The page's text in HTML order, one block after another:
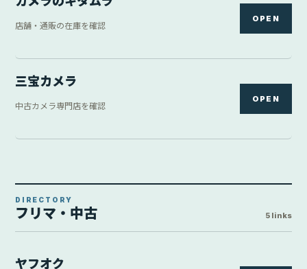
店舗・通販の在庫を確認
OPEN
三宝カメラ
中古カメラ専門店を確認
OPEN
DIRECTORY
フリマ・中古 5 links
ヤフオク